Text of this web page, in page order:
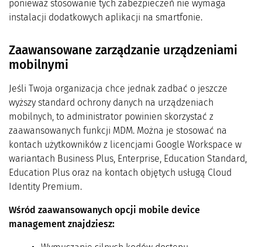
ponieważ stosowanie tych zabezpieczeń nie wymaga
instalacji dodatkowych aplikacji na smartfonie.
Zaawansowane zarządzanie urządzeniami
mobilnymi
Jeśli Twoja organizacja chce jednak zadbać o jeszcze
wyższy standard ochrony danych na urządzeniach
mobilnych, to administrator powinien skorzystać z
zaawansowanych funkcji MDM. Można je stosować na
kontach użytkowników z licencjami Google Workspace w
wariantach Business Plus, Enterprise, Education Standard,
Education Plus oraz na kontach objętych usługą Cloud
Identity Premium.
Wśród zaawansowanych opcji mobile device
management znajdziesz: